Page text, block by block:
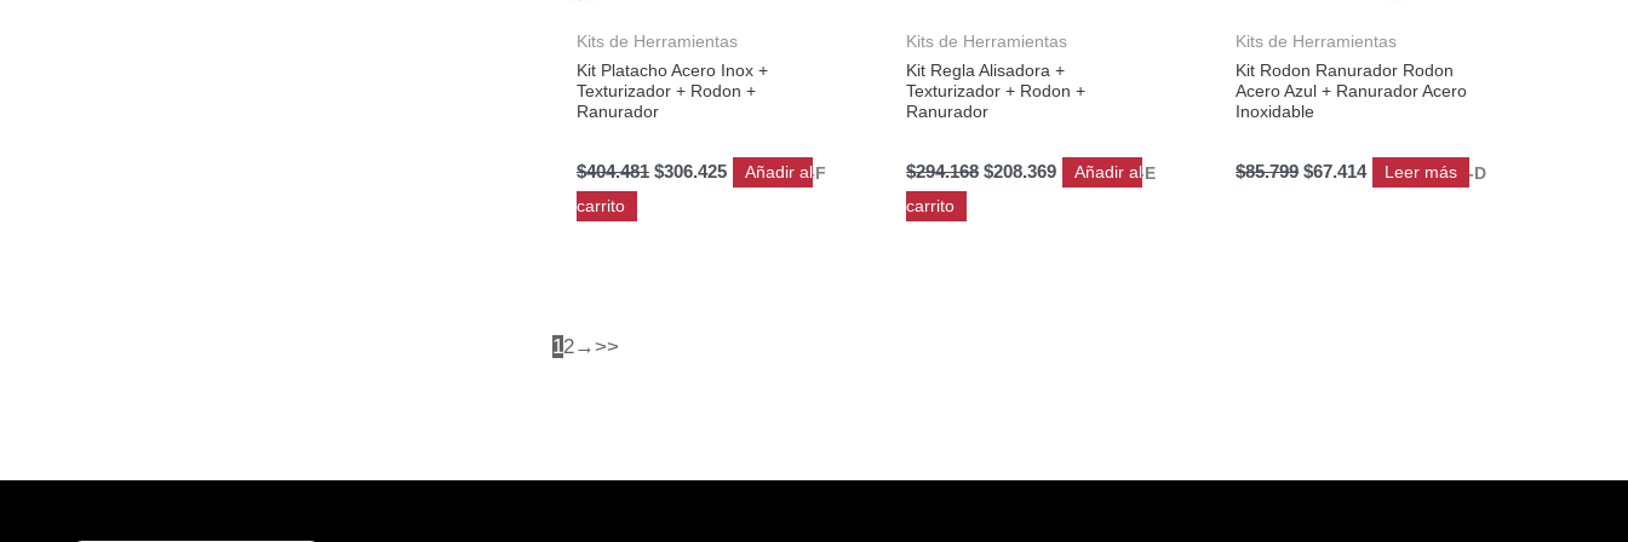
Kits de Herramientas
Kit Platacho Acero Inox +
Texturizador + Rodon +
Ranurador
KIT-F
$404.481 $306.425
Añadir al
carrito
Kits de Herramientas
Kit Regla Alisadora +
Texturizador + Rodon +
Ranurador
KIT-E
$294.168 $208.369
Añadir al
carrito
Kits de Herramientas
Kit Rodon Ranurador Rodon
Acero Azul + Ranurador Acero
Inoxidable
KIT-D
$85.799 $67.414 Leer más
12→